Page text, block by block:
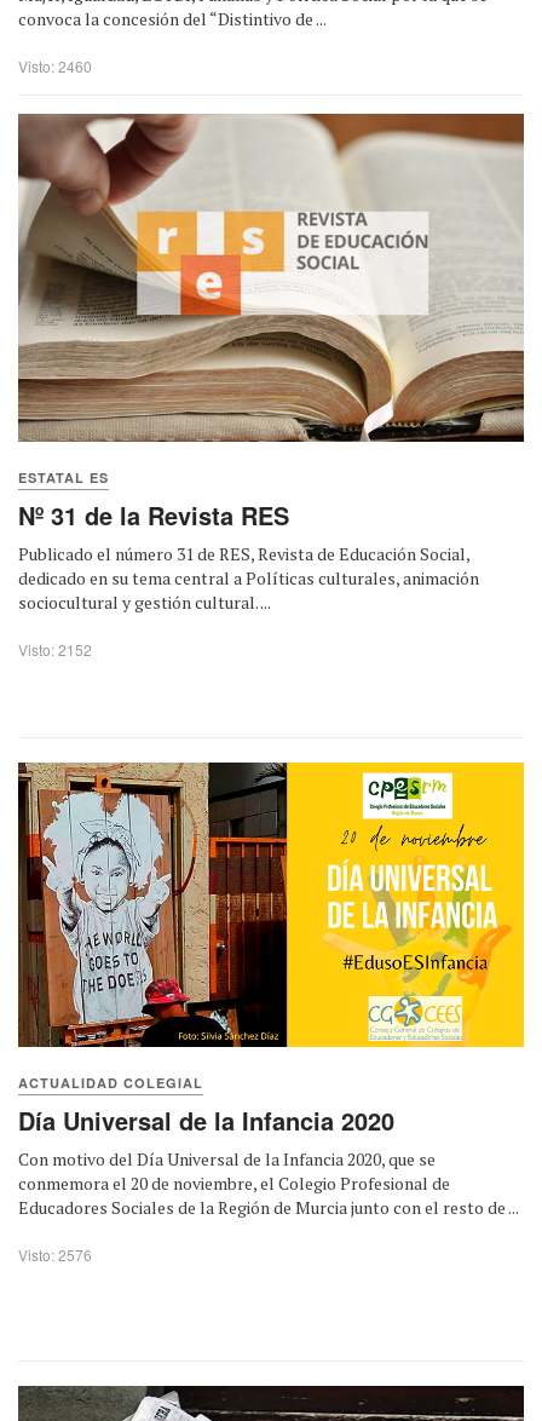
convoca la concesión del “Distintivo de ...
Visto: 2460
ESTATAL ES
Nº 31 de la Revista RES
Publicado el número 31 de RES, Revista de Educación Social,
dedicado en su tema central a Políticas culturales, animación
sociocultural y gestión cultural. ...
Visto: 2152
ACTUALIDAD COLEGIAL
Día Universal de la Infancia 2020
Con motivo del Día Universal de la Infancia 2020, que se
conmemora el 20 de noviembre, el Colegio Profesional de
Educadores Sociales de la Región de Murcia junto con el resto de ...
Visto: 2576